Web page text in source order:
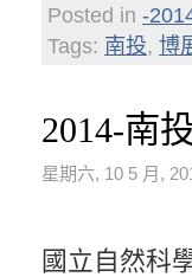
Posted in -
Tags: 南投, 博
2014-南
星期六, 10 5 月,
國立自然科